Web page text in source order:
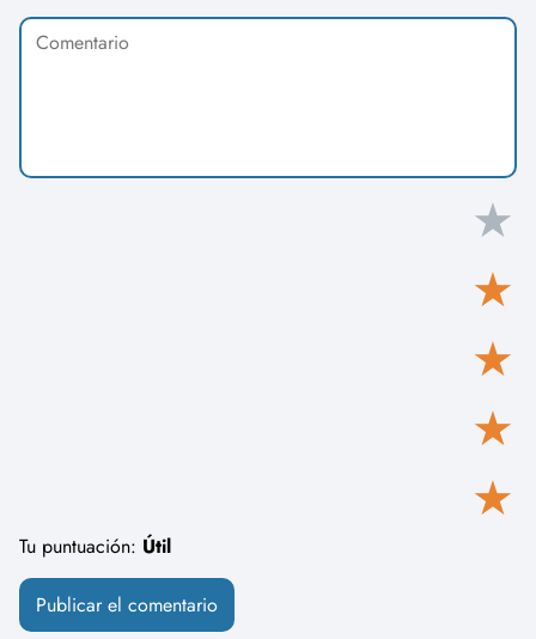
★
★
★
★
★
Tu puntuación: Útil